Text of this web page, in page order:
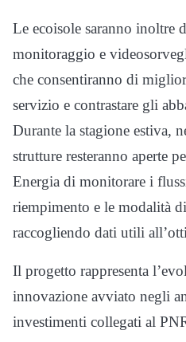
Le ecoisole saranno inoltre
monitoraggio e
che consentiranno di
servizio e contrastare gli
Durante la stagione estiva,
strutture resteranno aperte
Energia di monitorare i
riempimento e le modalità
raccogliendo dati utili
Il progetto rappresenta
innovazione avviato negli
investimenti collegati al